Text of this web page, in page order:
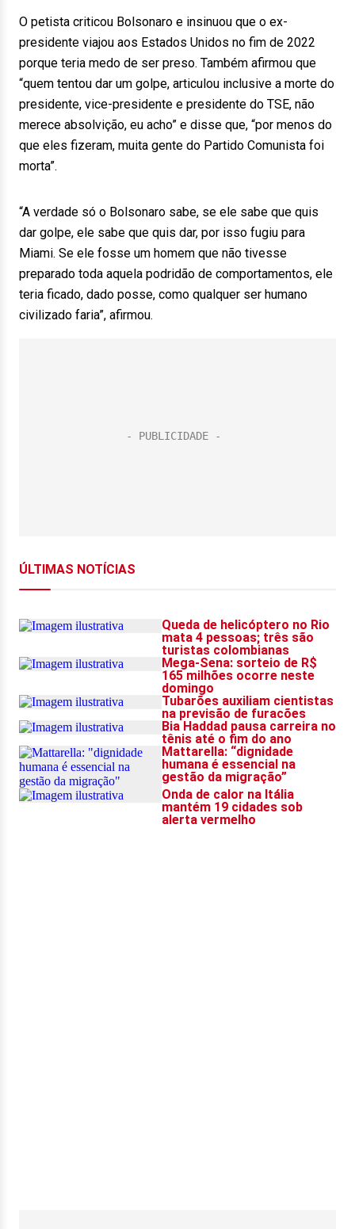
O petista criticou Bolsonaro e insinuou que o ex-
presidente viajou aos Estados Unidos no fim de 2022
porque teria medo de ser preso. Também afirmou que
“quem tentou dar um golpe, articulou inclusive a morte do
presidente, vice-presidente e presidente do TSE, não
merece absolvição, eu acho” e disse que, “por menos do
que eles fizeram, muita gente do Partido Comunista foi
morta”.
“A verdade só o Bolsonaro sabe, se ele sabe que quis
dar golpe, ele sabe que quis dar, por isso fugiu para
Miami. Se ele fosse um homem que não tivesse
preparado toda aquela podridão de comportamentos, ele
teria ficado, dado posse, como qualquer ser humano
civilizado faria”, afirmou.